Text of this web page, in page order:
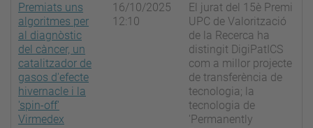
Premiats uns
algoritmes per
al diagnòstic
del càncer, un
catalitzador de
gasos d'efecte
hivernacle i la
'spin-off'
Virmedex
16/10/2025
12:10
El jurat del 15è Premi
UPC de Valorització
de la Recerca ha
distingit DigiPatICS
com a millor projecte
de transferència de
tecnologia; la
tecnologia de
'Permanently